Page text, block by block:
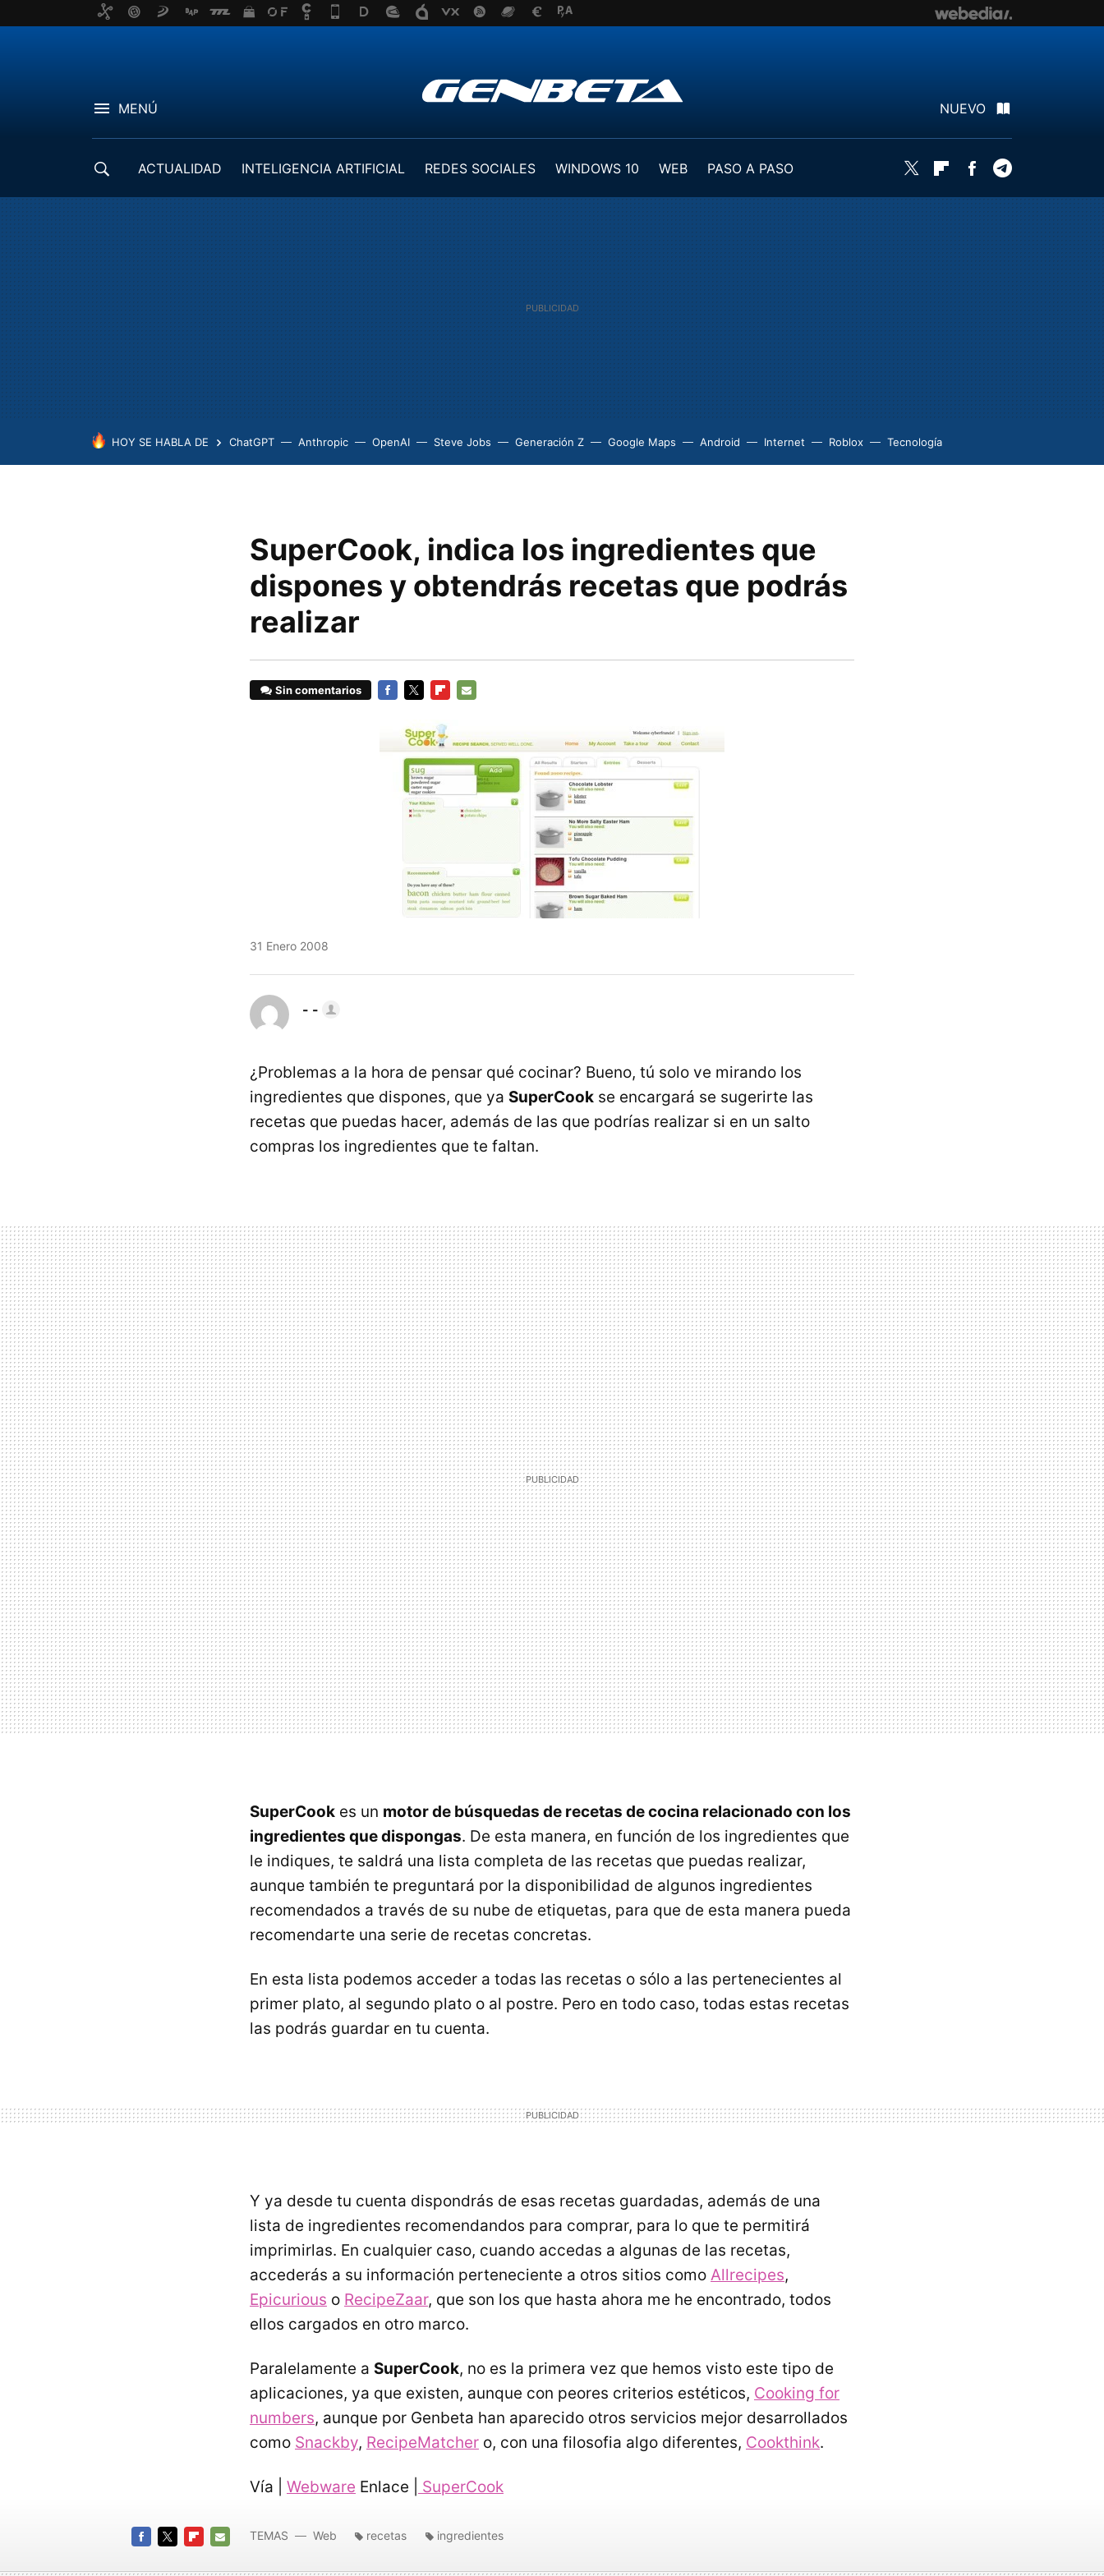
MENÚ NUEVO
ACTUALIDAD INTELIGENCIA ARTIFICIAL REDES SOCIALES WINDOWS 10 WEB
PASO A PASO
Twitter FlipboardFacebook
HOY SE HABLA DE ChatGPT Anthropic OpenAI Steve Jobs Generación Z Google Maps Android Internet Roblox Tecnología
SuperCook, indica los ingredientes que
dispones y obtendrás recetas que podrás
realizar
Sin comentarios
31 Enero 2008
- -
¿Problemas a la hora de pensar qué cocinar? Bueno, tú solo ve mirando los
ingredientes que dispones, que ya SuperCook se encargará se sugerirte las
recetas que puedas hacer, además de las que podrías realizar si en un salto
compras los ingredientes que te faltan.
SuperCook es un motor de búsquedas de recetas de cocina relacionado con los
ingredientes que dispongas. De esta manera, en función de los ingredientes que
le indiques, te saldrá una lista completa de las recetas que puedas realizar,
aunque también te preguntará por la disponibilidad de algunos ingredientes
recomendados a través de su nube de etiquetas, para que de esta manera pueda
recomendarte una serie de recetas concretas.
En esta lista podemos acceder a todas las recetas o sólo a las pertenecientes al
primer plato, al segundo plato o al postre. Pero en todo caso, todas estas recetas
las podrás guardar en tu cuenta.
Y ya desde tu cuenta dispondrás de esas recetas guardadas, además de una
lista de ingredientes recomendandos para comprar, para lo que te permitirá
imprimirlas. En cualquier caso, cuando accedas a algunas de las recetas,
accederás a su información perteneciente a otros sitios como Allrecipes,
Epicurious o RecipeZaar, que son los que hasta ahora me he encontrado, todos
ellos cargados en otro marco.
Paralelamente a SuperCook, no es la primera vez que hemos visto este tipo de
aplicaciones, ya que existen, aunque con peores criterios estéticos, Cooking for
numbers, aunque por Genbeta han aparecido otros servicios mejor desarrollados
como Snackby, RecipeMatcher o, con una filosofia algo diferentes, Cookthink.
Vía | Webware Enlace | SuperCook
TEMAS Web recetas ingredientes